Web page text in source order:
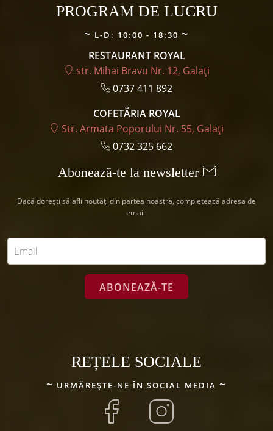
REȚELE SOCIALE
URMĂREȘTE-NE ÎN SOCIAL MEDIA
Abonează-te la newsletter
Dacă dorești să afli noutăți din partea noastră, completează adresa de
email.
Email
PROGRAM DE LUCRU
L-D: 10:00 - 18:30
RESTAURANT ROYAL
str. Mihai Bravu Nr. 12, Galați
0737 411 892
COFETĂRIA ROYAL
Str. Armata Poporului Nr. 55, Galați
0732 325 662